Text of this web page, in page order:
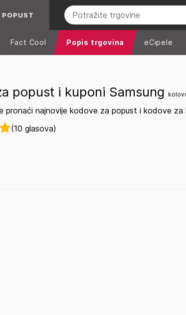
Fact Cool Popis trgovina eCipele
popust i kuponi Samsung
pronaći najnovije kodove za popust i kodove za
(10 glasova)